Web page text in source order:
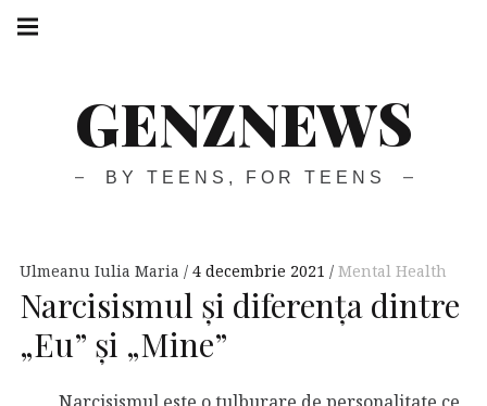
GENZNEWS
BY TEENS, FOR TEENS
Ulmeanu Iulia Maria 4 decembrie 2021 Mental Health
Narcisismul și diferența dintre
„Eu” și „Mine”